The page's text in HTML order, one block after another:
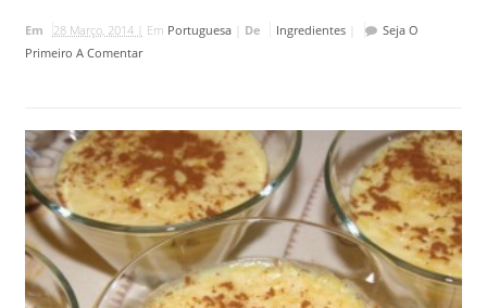
Em 28 Março, 2014 | Em Portuguesa| De Ingredientes|
Seja O
Primeiro A Comentar